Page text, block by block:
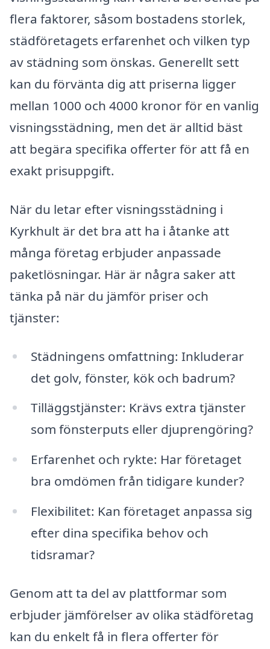
flera faktorer, såsom bostadens storlek,
städföretagets erfarenhet och vilken typ
av städning som önskas. Generellt sett
kan du förvänta dig att priserna ligger
mellan 1000 och 4000 kronor för en vanlig
visningsstädning, men det är alltid bäst
att begära specifika offerter för att få en
exakt prisuppgift.
När du letar efter visningsstädning i
Kyrkhult är det bra att ha i åtanke att
många företag erbjuder anpassade
paketlösningar. Här är några saker att
tänka på när du jämför priser och
tjänster:
Städningens omfattning: Inkluderar
det golv, fönster, kök och badrum?
Tilläggstjänster: Krävs extra tjänster
som fönsterputs eller djuprengöring?
Erfarenhet och rykte: Har företaget
bra omdömen från tidigare kunder?
Flexibilitet: Kan företaget anpassa sig
efter dina specifika behov och
tidsramar?
Genom att ta del av plattformar som
erbjuder jämförelser av olika städföretag
kan du enkelt få in flera offerter för